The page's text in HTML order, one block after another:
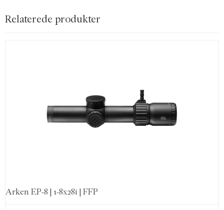
Relaterede produkter
Arken EP-8 | 1-8x28i | FFP